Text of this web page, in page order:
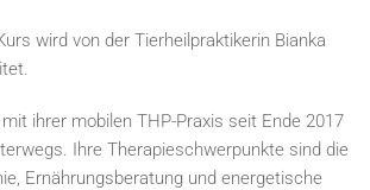
wird von der Tierheilpraktikerin Bianka
ihrer mobilen THP-Praxis seit Ende 2017
Ihre Therapieschwerpunkte sind die
Ernährungsberatung und energetische